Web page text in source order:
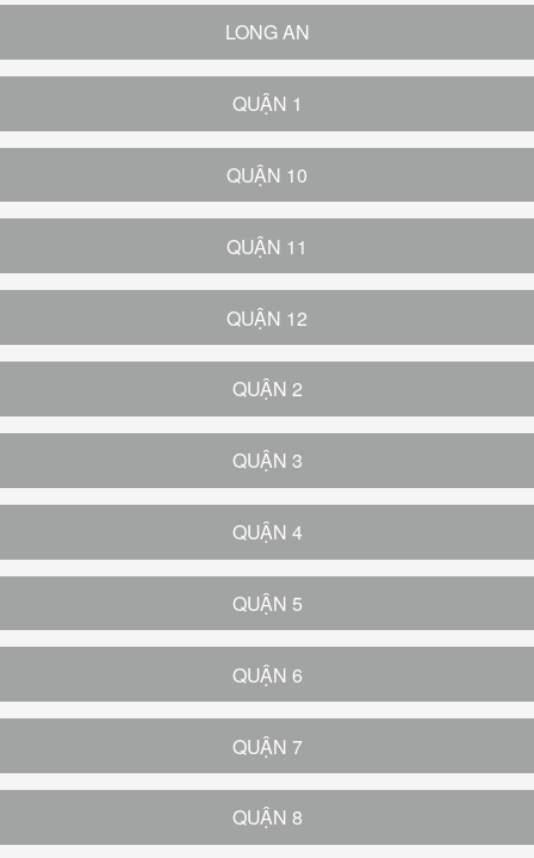
LONG AN
QUẬN 1
QUẬN 10
QUẬN 11
QUẬN 12
QUẬN 2
QUẬN 3
QUẬN 4
QUẬN 5
QUẬN 6
QUẬN 7
QUẬN 8